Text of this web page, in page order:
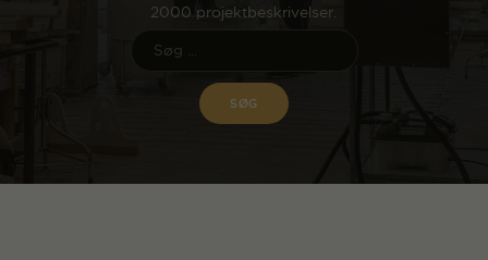
2000 projektbeskrivelser.